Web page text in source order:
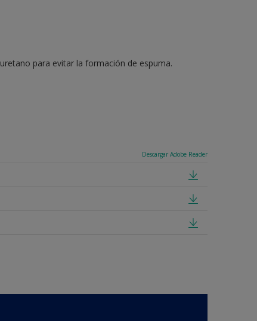
para evitar la formación de espuma.
Descargar Adobe Reader